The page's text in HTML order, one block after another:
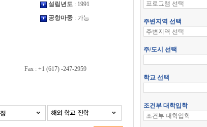
설립년도: 1991
공항마중: 가능
Fax : +1 (617) -247-2959